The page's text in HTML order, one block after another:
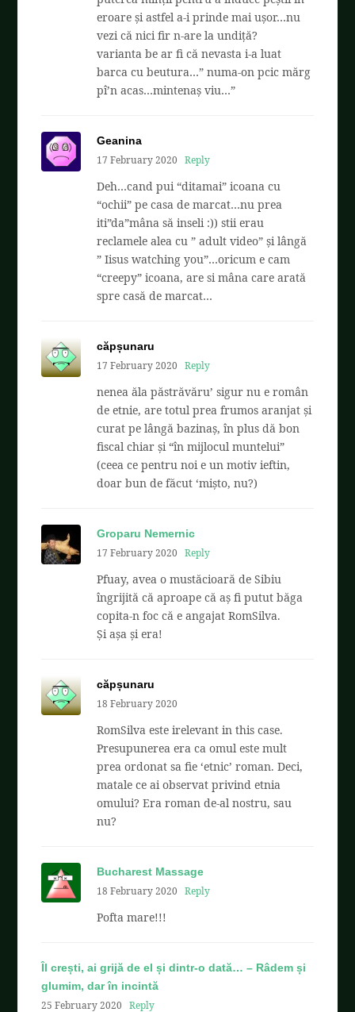
eroare și astfel a-i prinde mai ușor…nu
vezi că nici fir n-are la undiță?
varianta be ar fi că nevasta i-a luat
barca cu beutura…” numa-on pcic mărg
pî’n acas…mintenaș viu…”
Geanina
17 February 2020
Reply
Deh…cand pui “ditamai” icoana cu
“ochii” pe casa de marcat…nu prea
iti”da”mâna să inseli :)) stii erau
reclamele alea cu ” adult video” și lângă
” Iisus watching you”…oricum e cam
“creepy” icoana, are si mâna care arată
spre casă de marcat…
căpșunaru
17 February 2020
Reply
nenea ăla păstrăvăru’ sigur nu e român
de etnie, are totul prea frumos aranjat și
curat pe lângă bazinaș, în plus dă bon
fiscal chiar și “în mijlocul muntelui”
(ceea ce pentru noi e un motiv ieftin,
doar bun de făcut ‘mișto, nu?)
Groparu Nemernic
17 February 2020
Reply
Pfuay, avea o mustăcioară de Sibiu
îngrijită că aproape că aș fi putut băga
copita-n foc că e angajat RomSilva.
Și așa și era!
căpșunaru
18 February 2020
RomSilva este irelevant in this case.
Presupunerea era ca omul este mult
prea ordonat sa fie ‘etnic’ roman. Deci,
matale ce ai observat privind etnia
omului? Era roman de-al nostru, sau
nu?
Bucharest Massage
18 February 2020
Reply
Pofta mare!!!
Îl crești, ai grijă de el și dintr-o dată… – Râdem și
glumim, dar în incintă
25 February 2020
Reply